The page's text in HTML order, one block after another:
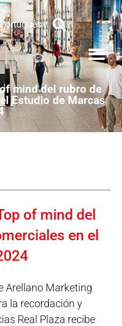
mind del rubro de
Estudio de Marcas
of mind del
en el
Arellano Marketing
la recordación y
Real Plaza recibe